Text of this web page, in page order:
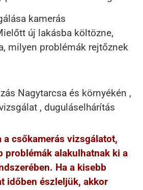
kamerás
új lakásba költözne,
milyen problémák rejtőznek
Nagytarcsa és környékén ,
, duguláselhárítás
a csőkamerás vizsgálatot,
problémák alakulhatnak ki a
Ha a kisebb
időben észleljük, akkor